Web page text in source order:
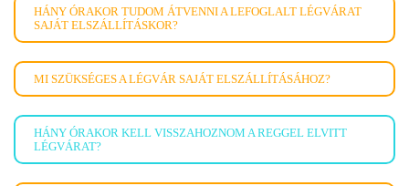
HÁNY ÓRAKOR TUDOM ÁTVENNI A LEFOGLALT LÉGVÁRAT
SAJÁT ELSZÁLLÍTÁSKOR?
MI SZÜKSÉGES A LÉGVÁR SAJÁT ELSZÁLLÍTÁSÁHOZ?
HÁNY ÓRAKOR KELL VISSZAHOZNOM A REGGEL ELVITT
LÉGVÁRAT?